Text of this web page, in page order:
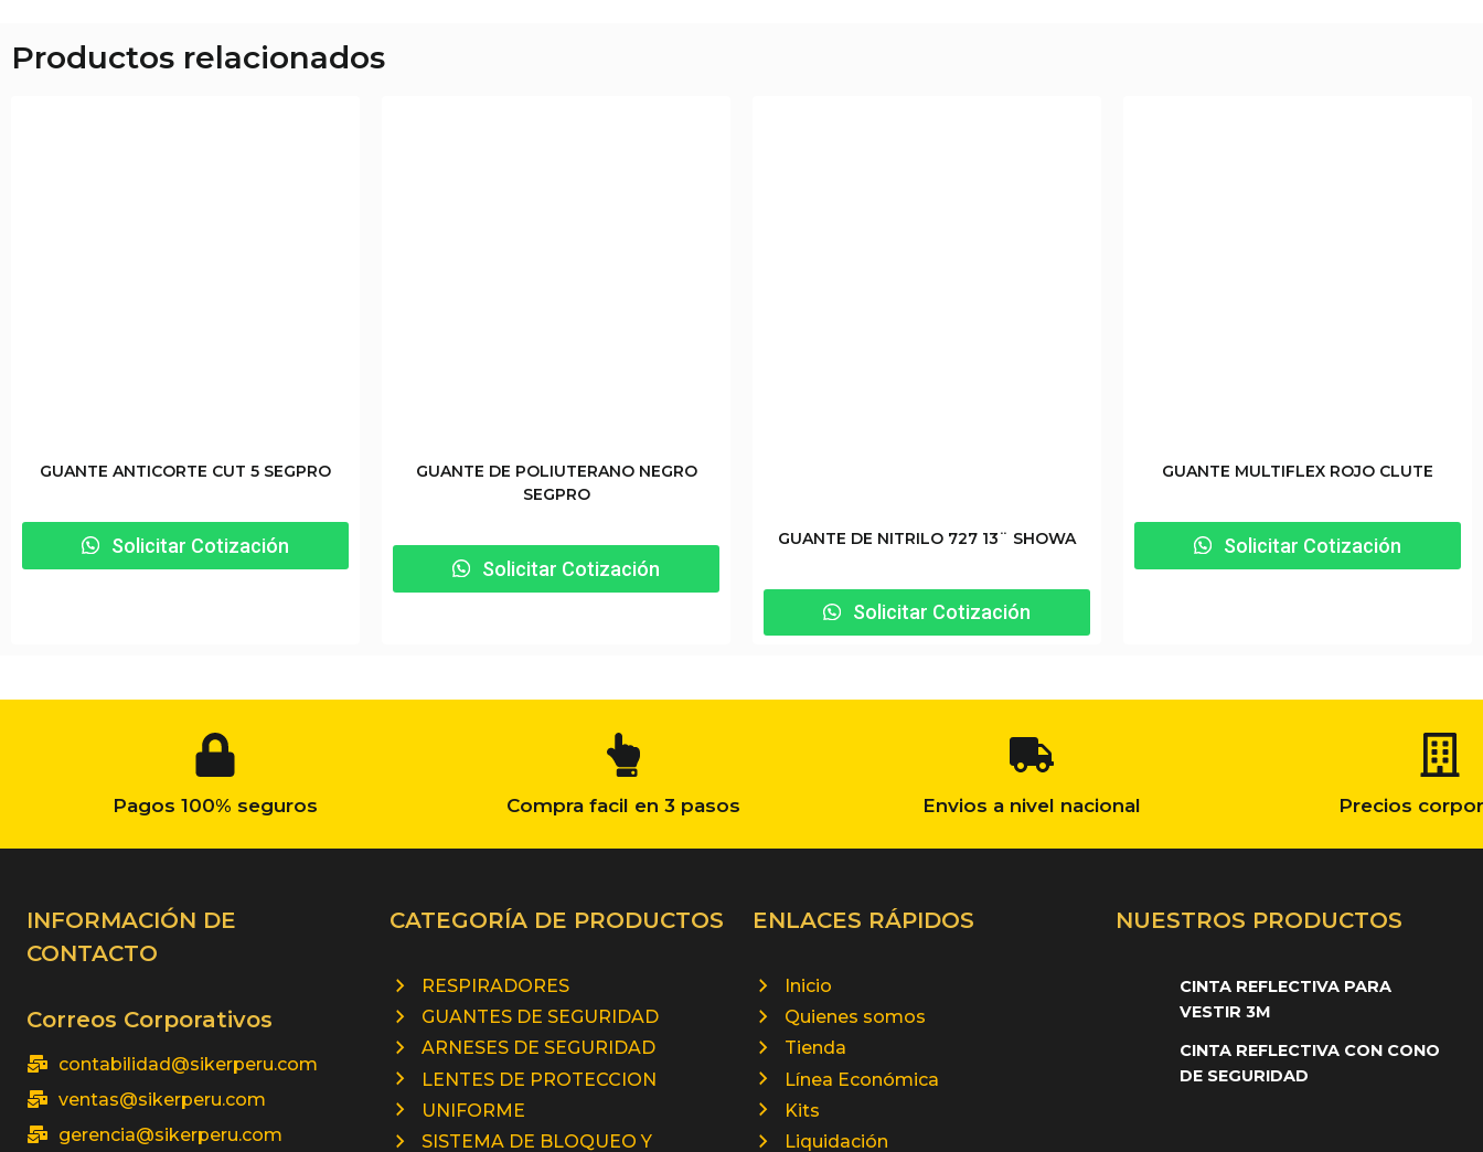
Productos relacionados
GUANTE ANTICORTE CUT 5 SEGPRO
Solicitar Cotización
GUANTE DE POLIUTERANO NEGRO
SEGPRO
Solicitar Cotización
GUANTE DE NITRILO 727 13¨ SHOWA
Solicitar Cotización
GUANTE MULTIFLEX ROJO CLUTE
Solicitar Cotización
Pagos 100% seguros Compra facil en 3 pasos Envios a nivel nacional Precios
INFORMACIÓN DE
CONTACTO
Correos Corporativos
contabilidad@sikerperu.com
ventas@sikerperu.com
gerencia@sikerperu.com
CATEGORÍA DE PRODUCTOS
RESPIRADORES
GUANTES DE SEGURIDAD
ARNESES DE SEGURIDAD
LENTES DE PROTECCION
UNIFORME
SISTEMA DE BLOQUEO Y
ENLACES RÁPIDOS
Inicio
Quienes somos
Tienda
Línea Económica
Kits
Liquidación
NUESTROS PRODUCTOS
CINTA REFLECTIVA PARA
VESTIR 3M
CINTA REFLECTIVA CON CONO
DE SEGURIDAD